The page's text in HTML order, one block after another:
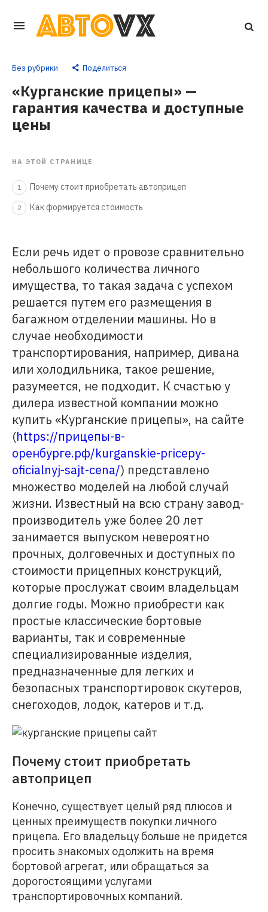
Перейти
контенту
Без рубрики Поделиться
«Курганские прицепы» —
гарантия качества и доступные
цены
НА ЭТОЙ СТРАНИЦЕ
1 Почему стоит приобретать автоприцеп
2 Как формируется стоимость
Если речь идет о провозе сравнительно
небольшого количества личного
имущества, то такая задача с успехом
решается путем его размещения в
багажном отделении машины. Но в
случае необходимости
транспортирования, например, дивана
или холодильника, такое решение,
разумеется, не подходит. К счастью у
дилера известной компании можно
купить «Курганские прицепы», на сайте
(https://прицепы-в-
оренбурге.рф/kurganskie-pricepy-
oficialnyj-sajt-cena/) представлено
множество моделей на любой случай
жизни. Известный на всю страну завод-
производитель уже более 20 лет
занимается выпуском невероятно
прочных, долговечных и доступных по
стоимости прицепных конструкций,
которые прослужат своим владельцам
долгие годы. Можно приобрести как
простые классические бортовые
варианты, так и современные
специализированные изделия,
предназначенные для легких и
безопасных транспортировок скутеров,
снегоходов, лодок, катеров и т.д.
Почему стоит приобретать
автоприцеп
Конечно, существует целый ряд плюсов и
ценных преимуществ покупки личного
прицепа. Его владельцу больше не придется
просить знакомых одолжить на время
бортовой агрегат, или обращаться за
дорогостоящими услугами
транспортировочных компаний.